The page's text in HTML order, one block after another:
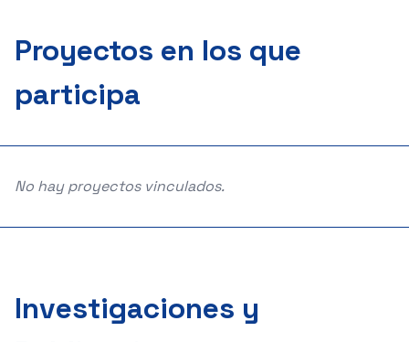
Proyectos en los que
participa
No hay proyectos vinculados.
Investigaciones y